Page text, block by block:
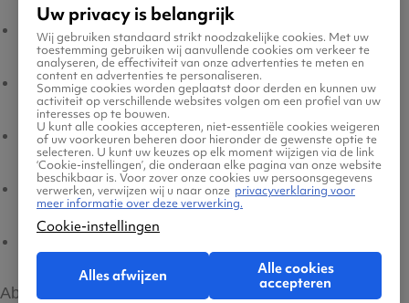
Privacyverklaring
Legal Notice
Platform Transparantie
Cookiebeleid
Cookie-instellingen
Abonneer op onze nieuwsbrief
Uw privacy is belangrijk
Wij gebruiken standaard strikt noodzakelijke cookies. Met uw
toestemming gebruiken wij aanvullende cookies om verkeer te
analyseren, de effectiviteit van onze advertenties te meten en
content en advertenties te personaliseren.
Sommige cookies worden geplaatst door derden en kunnen uw
activiteit op verschillende websites volgen om een profiel van uw
interesses op te bouwen.
U kunt alle cookies accepteren, niet-essentiële cookies weigeren
of uw voorkeuren beheren door hieronder de gewenste optie te
selecteren. U kunt uw keuzes op elk moment wijzigen via de link
‘Cookie-instellingen’, die onderaan elke pagina van onze website
beschikbaar is. Voor zover onze cookies uw persoonsgegevens
verwerken, verwijzen wij u naar onze privacyverklaring voor
meer informatie over deze verwerking.
Cookie-instellingen
Alles afwijzen
Alle cookies
accepteren